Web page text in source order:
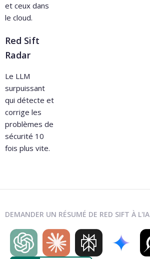
et ceux dans
le cloud.
Red Sift
Radar
Le LLM
surpuissant
qui détecte et
corrige les
problèmes de
sécurité 10
fois plus vite.
DEMANDER UN RÉSUMÉ DE RED SIFT À L'IA